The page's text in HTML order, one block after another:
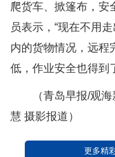
爬货车、掀篷布，安
员表示，“现在不用
内的货物情况，远程
低，作业安全也得到
（青岛早报/观
慧 摄影报道）
更多精